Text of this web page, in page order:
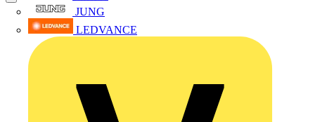
JUNG
LEDVANCE